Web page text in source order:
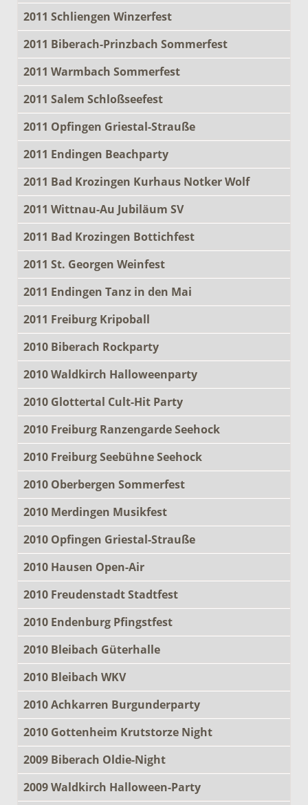
2011 Schliengen Winzerfest
2011 Biberach-Prinzbach Sommerfest
2011 Warmbach Sommerfest
2011 Salem Schloßseefest
2011 Opfingen Griestal-Strauße
2011 Endingen Beachparty
2011 Bad Krozingen Kurhaus Notker Wolf
2011 Wittnau-Au Jubiläum SV
2011 Bad Krozingen Bottichfest
2011 St. Georgen Weinfest
2011 Endingen Tanz in den Mai
2011 Freiburg Kripoball
2010 Biberach Rockparty
2010 Waldkirch Halloweenparty
2010 Glottertal Cult-Hit Party
2010 Freiburg Ranzengarde Seehock
2010 Freiburg Seebühne Seehock
2010 Oberbergen Sommerfest
2010 Merdingen Musikfest
2010 Opfingen Griestal-Strauße
2010 Hausen Open-Air
2010 Freudenstadt Stadtfest
2010 Endenburg Pfingstfest
2010 Bleibach Güterhalle
2010 Bleibach WKV
2010 Achkarren Burgunderparty
2010 Gottenheim Krutstorze Night
2009 Biberach Oldie-Night
2009 Waldkirch Halloween-Party